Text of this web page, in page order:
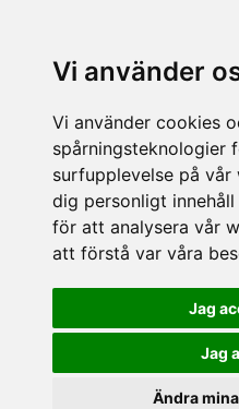
Vi använder
Vi använder cookies
spårningsteknologier
surfupplevelse på
dig personligt
för att analysera vår
att förstå var våra
Jag
Jag
Ändra